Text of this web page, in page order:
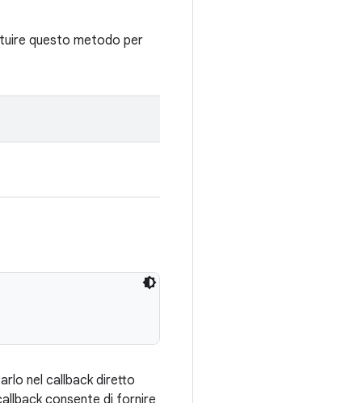
questo metodo per
nel callback diretto
consente di fornire